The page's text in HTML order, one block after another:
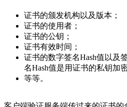
证书的颁发机构以及版本；
证书的使用者；
证书的公钥；
证书有效时间；
证书的数字签名Hash值以及
名Hash值是用证书的私钥加
等等。